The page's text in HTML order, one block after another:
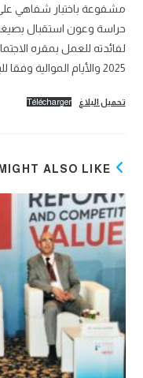
مشفوعة باختبار شفاهي
حراسة وعون استقبال بصيغة
2025 والأيام الموالية وفقا للبلاغ التالي:
تحميل البلاغ Télécharger
ALSO LIKE